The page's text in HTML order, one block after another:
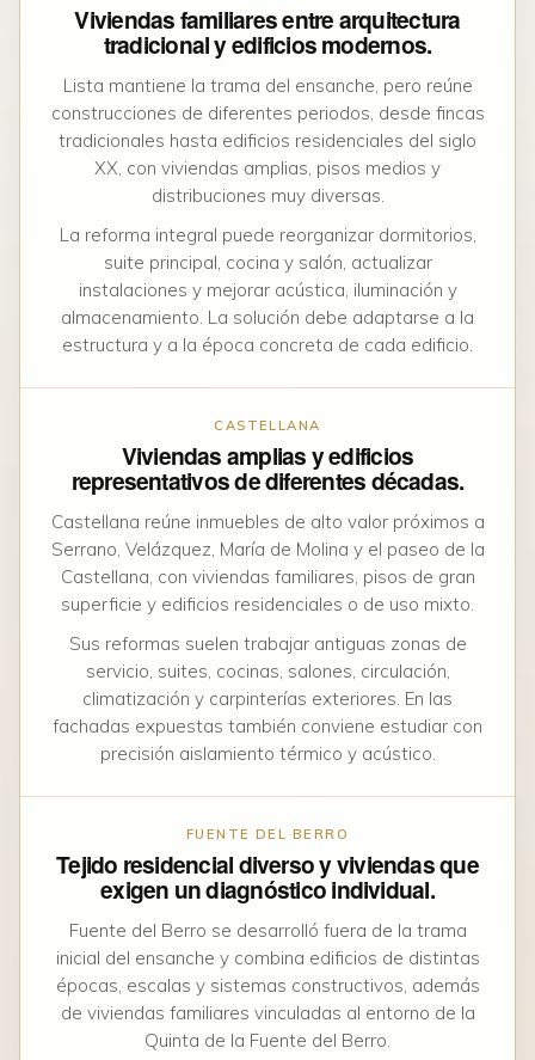
Viviendas familiares entre arquitectura
tradicional y edificios modernos.
Lista mantiene la trama del ensanche, pero reúne
construcciones de diferentes periodos, desde fincas
tradicionales hasta edificios residenciales del siglo
XX, con viviendas amplias, pisos medios y
distribuciones muy diversas.
La reforma integral puede reorganizar dormitorios,
suite principal, cocina y salón, actualizar
instalaciones y mejorar acústica, iluminación y
almacenamiento. La solución debe adaptarse a la
estructura y a la época concreta de cada edificio.
CASTELLANA
Viviendas amplias y edificios
representativos de diferentes décadas.
Castellana reúne inmuebles de alto valor próximos a
Serrano, Velázquez, María de Molina y el paseo de la
Castellana, con viviendas familiares, pisos de gran
superficie y edificios residenciales o de uso mixto.
Sus reformas suelen trabajar antiguas zonas de
servicio, suites, cocinas, salones, circulación,
climatización y carpinterías exteriores. En las
fachadas expuestas también conviene estudiar con
precisión aislamiento térmico y acústico.
FUENTE DEL BERRO
Tejido residencial diverso y viviendas que
exigen un diagnóstico individual.
Fuente del Berro se desarrolló fuera de la trama
inicial del ensanche y combina edificios de distintas
épocas, escalas y sistemas constructivos, además
de viviendas familiares vinculadas al entorno de la
Quinta de la Fuente del Berro.